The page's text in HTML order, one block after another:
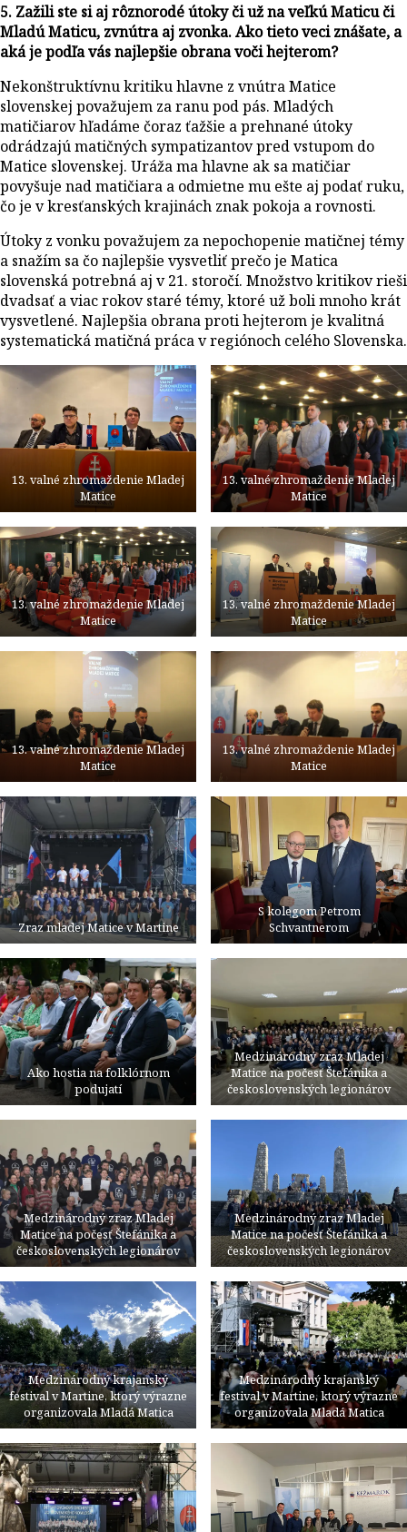
5. Zažili ste si aj rôznorodé útoky či už na veľkú Maticu či
Mladú Maticu, zvnútra aj zvonka. Ako tieto veci znášate, a
aká je podľa vás najlepšie obrana voči hejterom?
Nekonštruktívnu kritiku hlavne z vnútra Matice
slovenskej považujem za ranu pod pás. Mladých
matičiarov hľadáme čoraz ťažšie a prehnané útoky
odrádzajú matičných sympatizantov pred vstupom do
Matice slovenskej. Uráža ma hlavne ak sa matičiar
povyšuje nad matičiara a odmietne mu ešte aj podať ruku,
čo je v kresťanských krajinách znak pokoja a rovnosti.
Útoky z vonku považujem za nepochopenie matičnej témy
a snažím sa čo najlepšie vysvetliť prečo je Matica
slovenská potrebná aj v 21. storočí. Množstvo kritikov rieši
dvadsať a viac rokov staré témy, ktoré už boli mnoho krát
vysvetlené. Najlepšia obrana proti hejterom je kvalitná
systematická matičná práca v regiónoch celého Slovenska.
13. valné zhromaždenie Mladej
Matice
13. valné zhromaždenie Mladej
Matice
13. valné zhromaždenie Mladej
Matice
13. valné zhromaždenie Mladej
Matice
13. valné zhromaždenie Mladej
Matice
13. valné zhromaždenie Mladej
Matice
Zraz mladej Matice v Martine
S kolegom Petrom
Schvantnerom
Ako hostia na folklórnom
podujatí
Medzinárodný zraz Mladej
Matice na počesť Štefánika a
československých legionárov
Medzinárodný zraz Mladej
Matice na počesť Štefánika a
československých legionárov
Medzinárodný zraz Mladej
Matice na počesť Štefánika a
československých legionárov
Medzinárodný krajanský
festival v Martine, ktorý výrazne
organizovala Mladá Matica
Medzinárodný krajanský
festival v Martine, ktorý výrazne
organizovala Mladá Matica